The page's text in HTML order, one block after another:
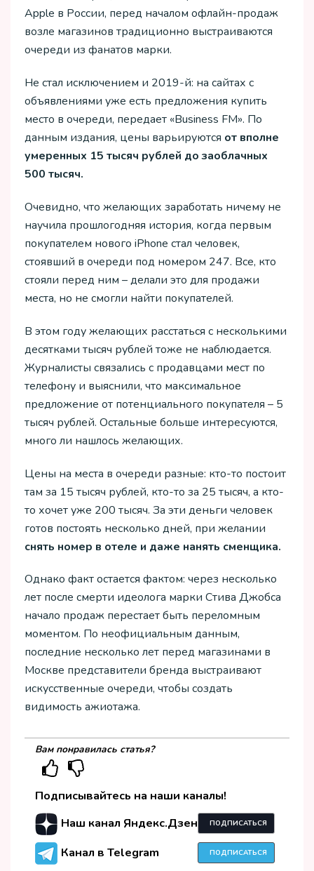
Apple в России, перед началом офлайн-продаж
возле магазинов традиционно выстраиваются
очереди из фанатов марки.
Не стал исключением и 2019-й: на сайтах с
объявлениями уже есть предложения купить
место в очереди, передает «Business FM». По
данным издания, цены варьируются от вполне
умеренных 15 тысяч рублей до заоблачных
500 тысяч.
Очевидно, что желающих заработать ничему не
научила прошлогодняя история, когда первым
покупателем нового iPhone стал человек,
стоявший в очереди под номером 247. Все, кто
стояли перед ним – делали это для продажи
места, но не смогли найти покупателей.
В этом году желающих расстаться с несколькими
десятками тысяч рублей тоже не наблюдается.
Журналисты связались с продавцами мест по
телефону и выяснили, что максимальное
предложение от потенциального покупателя – 5
тысяч рублей. Остальные больше интересуются,
много ли нашлось желающих.
Цены на места в очереди разные: кто-то постоит
там за 15 тысяч рублей, кто-то за 25 тысяч, а кто-
то хочет уже 200 тысяч. За эти деньги человек
готов постоять несколько дней, при желании
снять номер в отеле и даже нанять сменщика.
Однако факт остается фактом: через несколько
лет после смерти идеолога марки Стива Джобса
начало продаж перестает быть переломным
моментом. По неофициальным данным,
последние несколько лет перед магазинами в
Москве представители бренда выстраивают
искусственные очереди, чтобы создать
видимость ажиотажа.
Вам понравилась статья?
Подписывайтесь на наши каналы!
Наш канал Яндекс.Дзен
ПОДПИСАТЬСЯ
Канал в Telegram ПОДПИСАТЬСЯ